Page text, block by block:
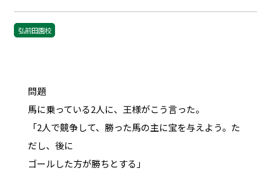
弘前田園校
問題
馬に乗っている2人に、王様がこう言った。
「2人で競争して、勝った馬の主に宝を与えよう。た
だし、後に
ゴールした方が勝ちとする」